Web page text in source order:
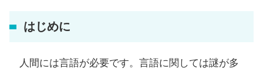
はじめに
人間には言語が必要です。言語に関しては謎が多